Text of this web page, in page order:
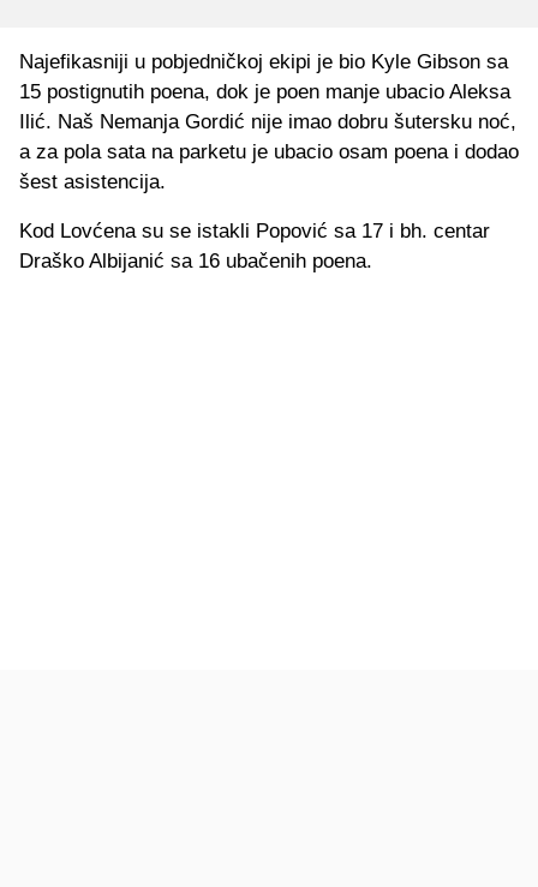
Najefikasniji u pobjedničkoj ekipi je bio Kyle Gibson sa
15 postignutih poena, dok je poen manje ubacio Aleksa
Ilić. Naš Nemanja Gordić nije imao dobru šutersku noć,
a za pola sata na parketu je ubacio osam poena i dodao
šest asistencija.
Kod Lovćena su se istakli Popović sa 17 i bh. centar
Draško Albijanić sa 16 ubačenih poena.